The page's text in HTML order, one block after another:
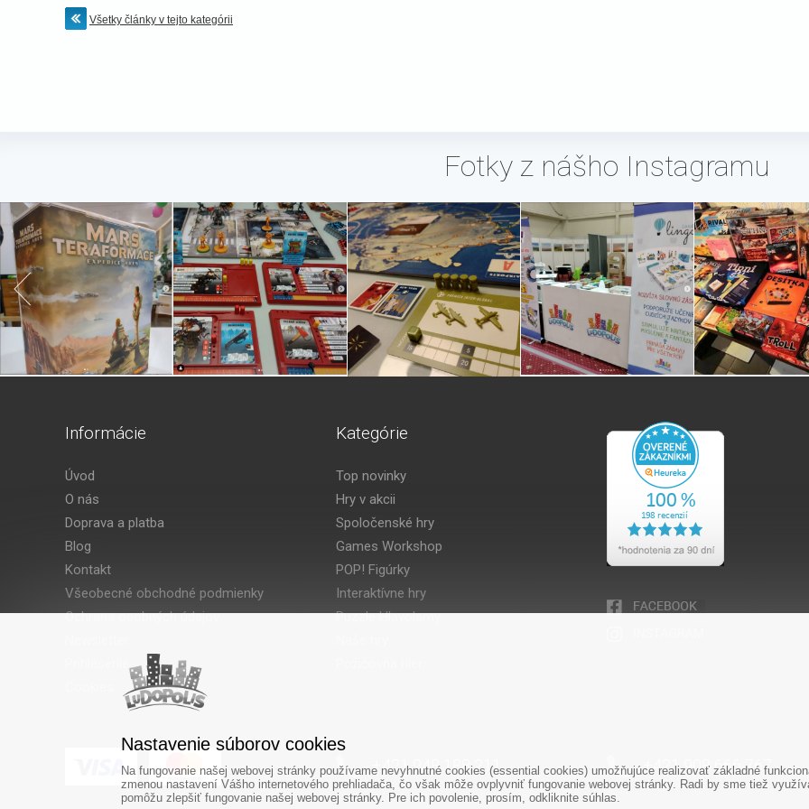
Všetky články v tejto kategórii
Fotky z nášho Instagramu
Informácie
Úvod
O nás
Doprava a platba
Blog
Kontakt
Všeobecné obchodné podmienky
Ochrana osobných údajov
Kategórie
Top novinky
Hry v akcii
Spoločenské hry
Games Workshop
POP! Figúrky
Interaktívne hry
Puzzle Hlavolamy
‎+421 948 188 211 +421 908 666 767
Nastavenie súborov cookies
Na fungovanie našej webovej stránky používame nevyhnutné cookies (essential cookies) umožňujúce realizovať základné
zmenou nastavení Vášho internetového prehliadača, čo však môže ovplyvniť fungovanie webovej stránky. Radi by sme tiež
pomôžu zlepšiť fungovanie našej webovej stránky. Pre ich povolenie, prosím, odkliknite súhlas.